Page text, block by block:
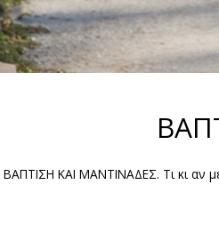
ΒΑΠΤΙΣΗ ΚΑΙ ΜΑΝΤΙΝΑΔΕΣ. Tι κι αν